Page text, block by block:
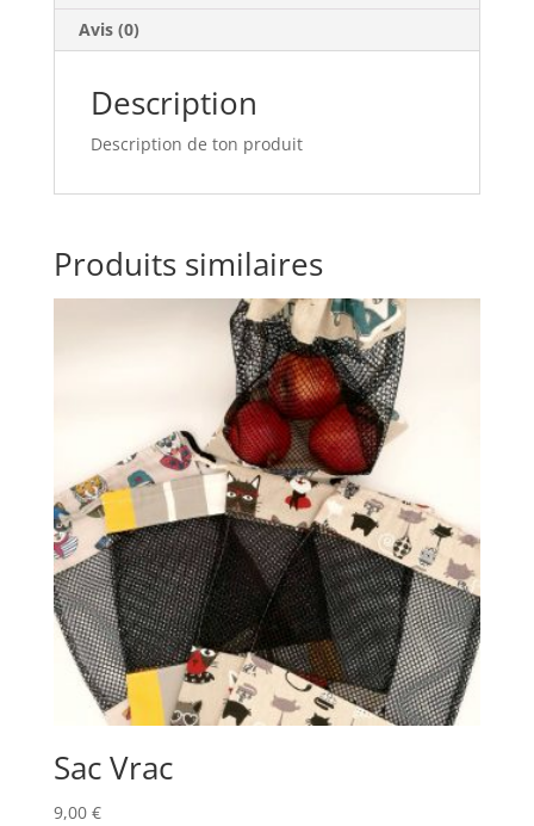
Avis (0)
Description
Description de ton produit
Produits similaires
Sac Vrac
9,00 €